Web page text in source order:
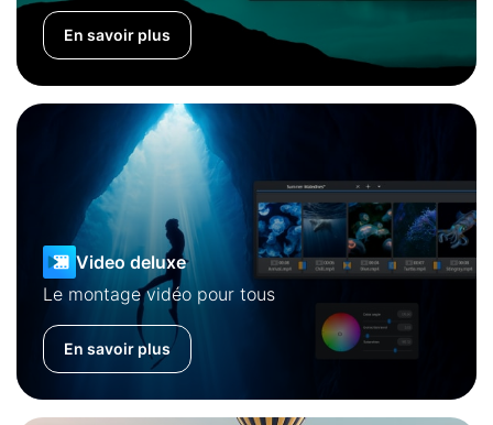
En savoir plus
Video deluxe
Le montage vidéo pour tous
En savoir plus